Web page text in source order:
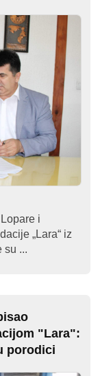
i
„Lara“ iz
su ...
"Lara":
porodici